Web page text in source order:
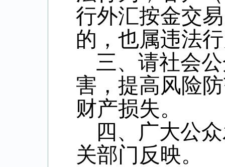
行外汇按金交
的，也属违法
三、请社会
害，提高风险
财产损失。
四、广大公
关部门反映。